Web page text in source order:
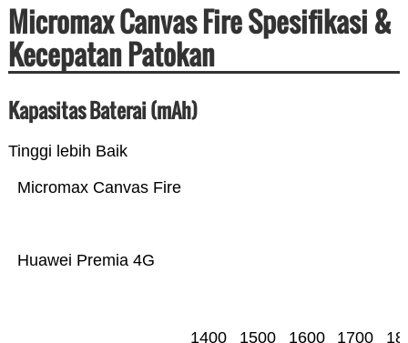
Micromax Canvas Fire Spesifikasi &
Kecepatan Patokan
Kapasitas Baterai (mAh)
Tinggi lebih Baik
Huawei Premia 4G
Micromax Canvas Fire
1400 1500 1600 1700